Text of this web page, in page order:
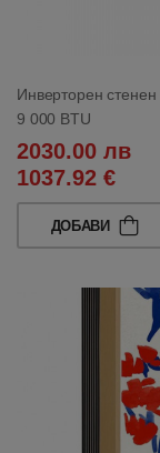
Инверторен
9 000 BTU
2030.00 лв
1037.92 €
ДОБАВИ